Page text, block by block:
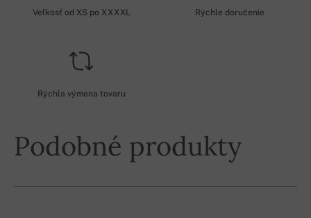
Veľkosť od XS po XXXXL Rýchle doručenie
Rýchla výmena tovaru
Podobné produkty